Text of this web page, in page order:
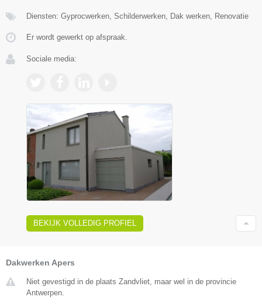
Diensten: Gyprocwerken, Schilderwerken, Dak werken, Renovatie
Er wordt gewerkt op afspraak.
Sociale media:
BEKIJK VOLLEDIG PROFIEL
Dakwerken Apers
Niet gevestigd in de plaats Zandvliet, maar wel in de provincie
Antwerpen.